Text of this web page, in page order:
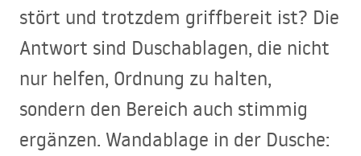
stört und trotzdem griffbereit ist? Die
Antwort sind Duschablagen, die nicht
nur helfen, Ordnung zu halten,
sondern den Bereich auch stimmig
ergänzen. Wandablage in der Dusche: